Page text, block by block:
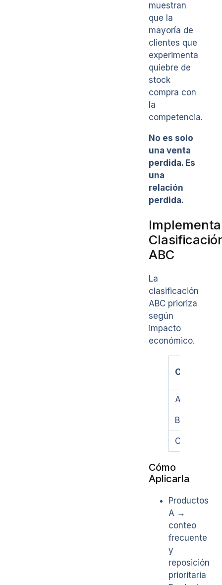
muestran
que la
mayoría de
clientes que
experimenta
quiebre de
stock
compra con
la
competencia.
No es solo
una venta
perdida. Es
una
relación
perdida.
Implementa
ABC
La
clasificación
ABC prioriza
según
impacto
económico.
Categoría
A
B
C
Cómo
Aplicarla
Productos
A →
conteo
frecuente
y
reposición
prioritaria